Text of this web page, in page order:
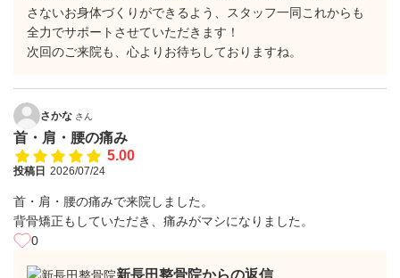
さないお身体づくりができるよう、スタッフ一同これからも
全力でサポートさせていただきます！
​次回のご来院も、心よりお待ちしておりますね。
さかな さん
首・肩・腰の痛み
5.00
投稿日 2026/07/24
首・肩・腰の痛みで来院しました。
背骨矯正もしていただき、痛みがマシになりました。
0
新長田整骨院からの返信